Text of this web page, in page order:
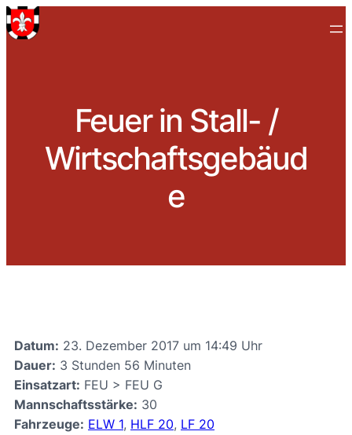
Feuer in Stall- /
Wirtschaftsgebäud
e
Datum: 23. Dezember 2017 um 14:49 Uhr
Dauer: 3 Stunden 56 Minuten
Einsatzart: FEU > FEU G
Mannschaftsstärke: 30
Fahrzeuge: ELW 1, HLF 20, LF 20